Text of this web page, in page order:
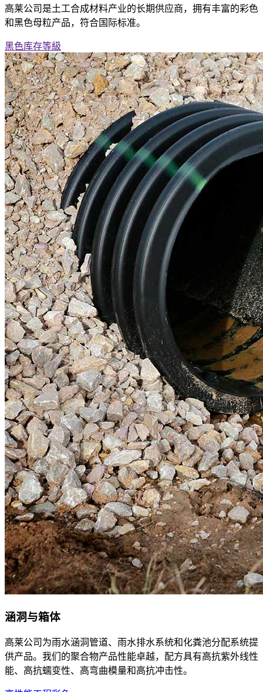
高莱公司是土工合成材料产业的长期供应商，拥有丰富的彩色
和黑色母粒产品，符合国际标准。
黑色库存等級
涵洞与箱体
高莱公司为雨水涵洞管道、雨水排水系统和化粪池分配系统提
供产品。我们的聚合物产品性能卓越，配方具有高抗紫外线性
能、高抗蠕变性、高弯曲模量和高抗冲击性。